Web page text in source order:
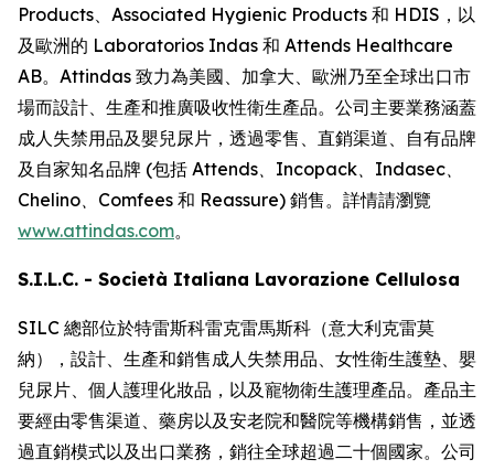
Products、Associated Hygienic Products 和 HDIS，以
及歐洲的 Laboratorios Indas 和 Attends Healthcare
AB。Attindas 致力為美國、加拿大、歐洲乃至全球出口市
場而設計、生產和推廣吸收性衛生產品。公司主要業務涵蓋
成人失禁用品及嬰兒尿片，透過零售、直銷渠道、自有品牌
及自家知名品牌 (包括 Attends、Incopack、Indasec、
Chelino、Comfees 和 Reassure) 銷售。詳情請瀏覽
www.attindas.com。
S.I.L.C. - Società Italiana Lavorazione Cellulosa
SILC 總部位於特雷斯科雷克雷馬斯科（意大利克雷莫
納），設計、生產和銷售成人失禁用品、女性衛生護墊、嬰
兒尿片、個人護理化妝品，以及寵物衛生護理產品。產品主
要經由零售渠道、藥房以及安老院和醫院等機構銷售，並透
過直銷模式以及出口業務，銷往全球超過二十個國家。公司